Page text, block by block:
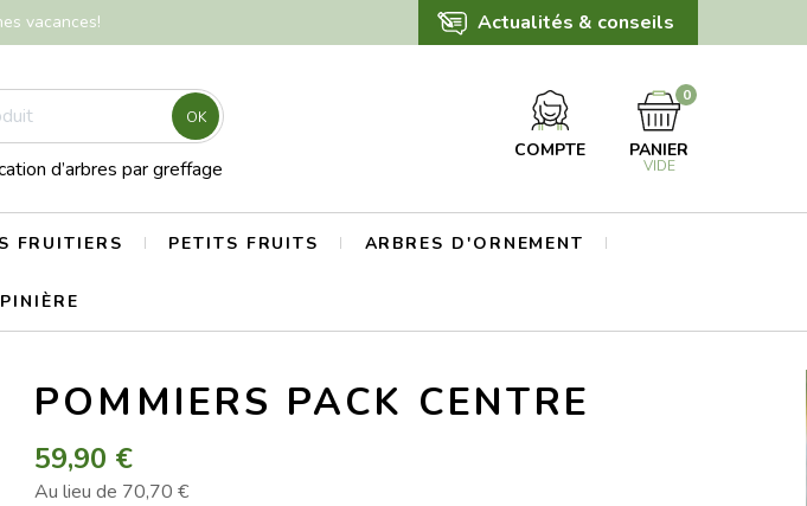
vacances! Actualités & conseils
OK
d’arbres par greffage
COMPTE PANIER
0
VIDE
FRUITIERS PETITS FRUITS ARBRES D'ORNEMENT
POMMIERS PACK CENTRE
59,90 €
Au lieu de 70,70 €